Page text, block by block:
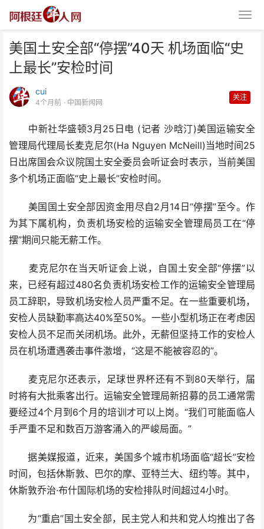
美国土安全部“停摆”40天 机场面临“史
上最长”安检时间
cui
4个月前 · 中国新闻网
关注
中新社华盛顿3月25日电 (记者 沙晗汀)美国运输安全
管理局代理局长麦克尼尔(Ha Nguyen McNeill)当地时间25
日出席国会众议院国土安全委员会听证会时表示，当前美国
多个机场正面临“史上最长”安检时间。
美国国土安全部因资金用尽自2月14日“停摆”至今。作
为其下属机构，负责机场安检的运输安全管理局员工在“停
摆”期间只能无薪工作。
麦克尼尔在当天听证会上说，自国土安全部“停摆”以
来，已经有超过480名负责机场安检工作的运输安全管理局
员工辞职，导致机场安检人员严重不足。在一些重要机场，
安检人员缺勤率高达40%至50%。一些小型机场正在考虑因
安检人员不足而关闭机场。此外，无薪但坚持工作的安检人
员在机场遭遇袭击事件激增，“这是不能被容忍的”。
麦克尼尔还表示，足球世界杯还有不到80天举行，届
时将有大批乘客出行。运输安全管理局新招募的员工通常需
要经过4个月到6个月的培训才可以上岗。“我们可能面临人
手严重不足和数百万游客涌入的严峻局面。”
据美媒报道，近来，美国多个城市机场面临“超长”安检
时间，包括休斯敦、巴尔的摩、亚特兰大、纽约等。其中，
休斯敦乔治·布什国际机场的安检排队时间超过4小时。
为“重启”国土安全部，民主党人和共和党人均推出了各
美国土安全部“停摆”40天 机场面
临“史上最长”安检